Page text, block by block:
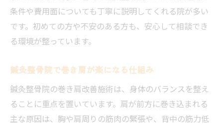
条件や費用面についても丁寧に説明してくれる院が多い
です。初めての方や不安のある方も、安心して相談でき
る環境が整っています。
鍼灸整骨院で巻き肩が楽になる仕組み
鍼灸整骨院の巻き肩改善施術は、身体のバランスを整え
ることに重点を置いています。肩が前方に巻き込まれる
主な原因は、胸や肩周りの筋肉の緊張や、背中の筋力低